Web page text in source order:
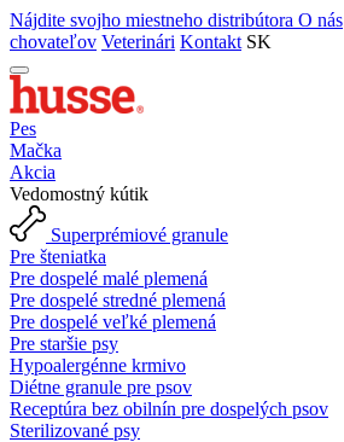
Nájdite svojho miestneho distribútora O nás
chovateľov Veterinári Kontakt SK
Pes
Mačka
Akcia
Vedomostný kútik
Superprémiové granule
Pre šteniatka
Pre dospelé malé plemená
Pre dospelé stredné plemená
Pre dospelé veľké plemená
Pre staršie psy
Hypoalergénne krmivo
Diétne granule pre psov
Receptúra bez obilnín pre dospelých psov
Sterilizované psy